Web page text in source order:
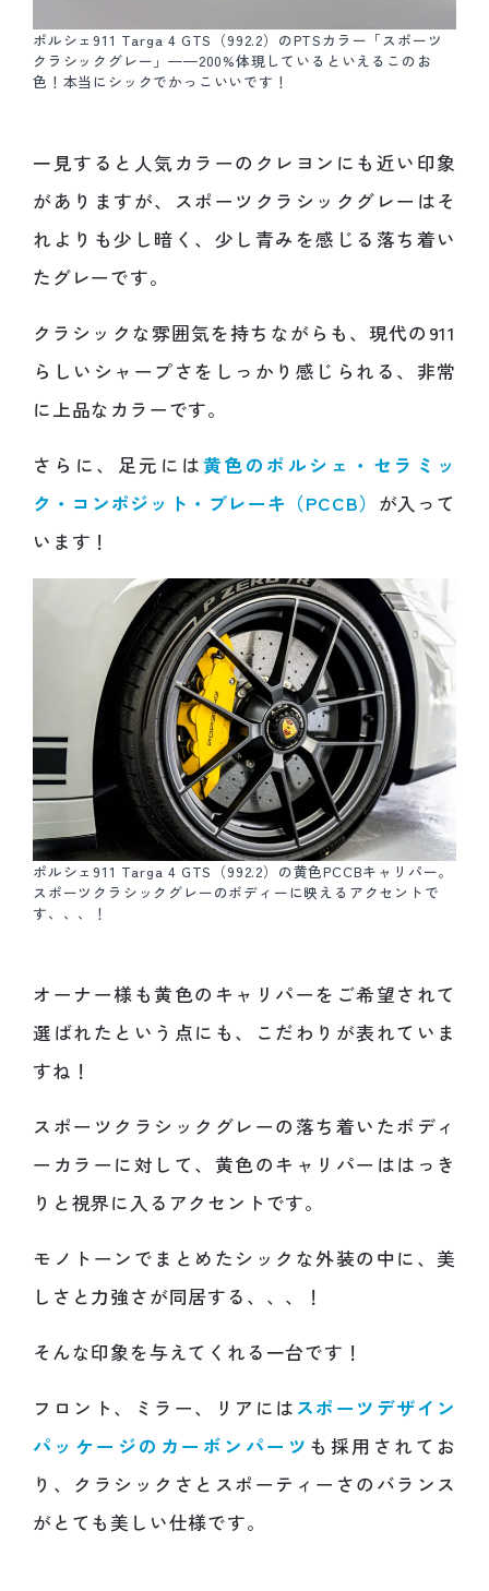
ポルシェ911 Targa 4 GTS（992.2）のPTSカラー「スポーツ
クラシックグレー」——200%体現しているといえるこのお
色！本当にシックでかっこいいです！
一見すると人気カラーのクレヨンにも近い印象
がありますが、スポーツクラシックグレーはそ
れよりも少し暗く、少し青みを感じる落ち着い
たグレーです。
クラシックな雰囲気を持ちながらも、現代の911
らしいシャープさをしっかり感じられる、非常
に上品なカラーです。
さらに、足元には黄色のポルシェ・セラミッ
ク・コンポジット・ブレーキ（PCCB） が入って
います！
ポルシェ911 Targa 4 GTS（992.2）の黄色PCCBキャリパー。
スポーツクラシックグレーのボディーに映えるアクセントで
す、、、！
オーナー様も黄色のキャリパーをご希望されて
選ばれたという点にも、こだわりが表れていま
すね！
スポーツクラシックグレーの落ち着いたボディ
ーカラーに対して、黄色のキャリパーははっき
りと視界に入るアクセントです。
モノトーンでまとめたシックな外装の中に、美
しさと力強さが同居する、、、！
そんな印象を与えてくれる一台です！
フロント、ミラー、リアにはスポーツデザイン
パッケージのカーボンパーツ も採用されてお
り、クラシックさとスポーティーさのバランス
がとても美しい仕様です。